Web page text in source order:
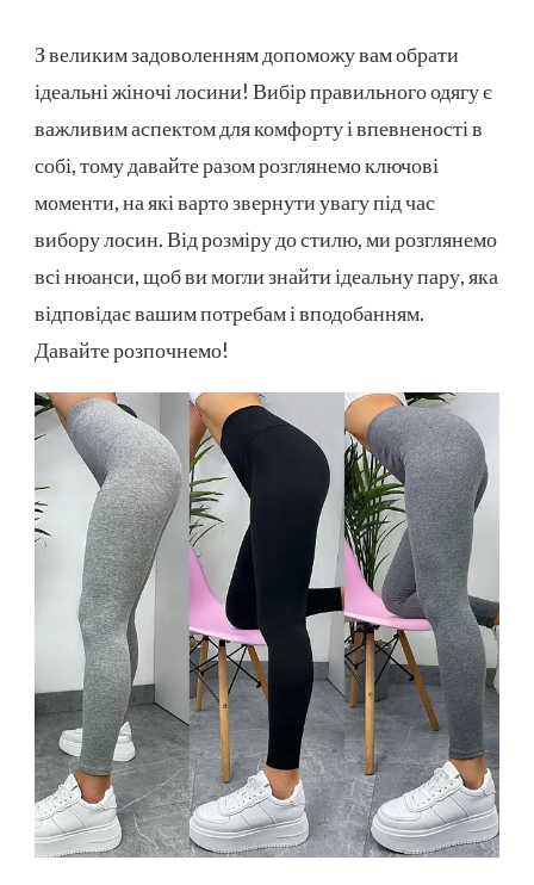
ОБРАТИ
ЖІНОЧІ
З великим задоволенням допоможу вам обрати
ідеальні жіночі лосини! Вибір правильного одягу є
важливим аспектом для комфорту і впевненості в
собі, тому давайте разом розглянемо ключові
моменти, на які варто звернути увагу під час
вибору лосин. Від розміру до стилю, ми розглянемо
всі нюанси, щоб ви могли знайти ідеальну пару, яка
відповідає вашим потребам і вподобанням.
Давайте розпочнемо!